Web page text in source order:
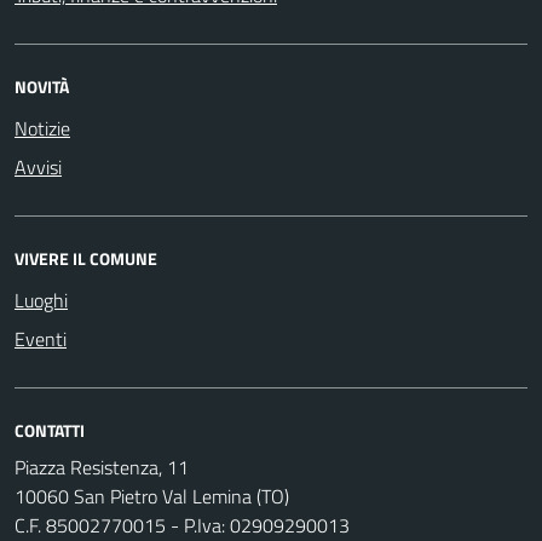
NOVITÀ
Notizie
Avvisi
VIVERE IL COMUNE
Luoghi
Eventi
CONTATTI
Piazza Resistenza, 11
10060 San Pietro Val Lemina (TO)
C.F. 85002770015 - P.Iva: 02909290013